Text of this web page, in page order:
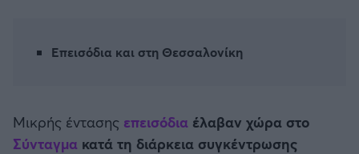
Καλαμάτα
Επεισόδια και στη Θεσσαλονίκη
Μικρής έντασης επεισόδια έλαβαν χώρα στο
Σύνταγμα κατά τη διάρκεια συγκέντρωσης